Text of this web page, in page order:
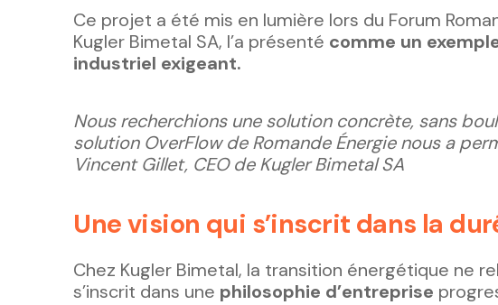
Ce projet a été mis en lumière lors du Forum
Kugler Bimetal SA, l’a présenté comme un
industriel exigeant.
Nous recherchions une solution concrète, sans
solution OverFlow de Romande Énergie nous a
Vincent Gillet, CEO de Kugler Bimetal SA
Une vision qui s’inscrit dans la
Chez Kugler Bimetal, la transition énergétique ne
s’inscrit dans une philosophie d’entreprise